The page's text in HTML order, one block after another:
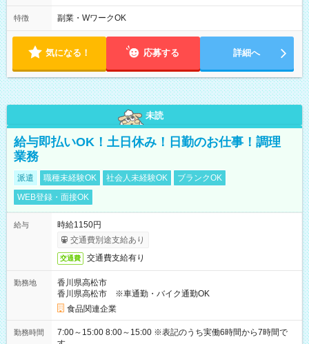
勤）・8時～18時 （実働時間8時間 待機休憩2時間）（日勤1回
あたりの給与 2万円）
特徴 副業・WワークOK
気になる！ 応募する 詳細へ
未読
給与即払いOK！土日休み！日勤のお仕事！調理
業務
派遣 職種未経験OK 社会人未経験OK
ブランクOK
WEB登録・面接OK
給与
時給1150円
交通費別途支給あり
交通費 交通費支給有り
勤務地
香川県高松市
香川県高松市 ※車通勤・バイク通勤OK
食品関連企業
勤務時間
7:00～15:00 8:00～15:00 ※表記のうち実働6時間から7時間で